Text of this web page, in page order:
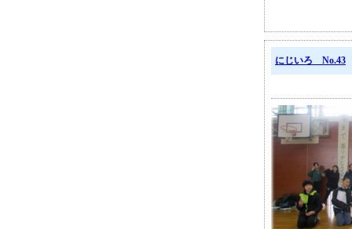
にじいろ No.43